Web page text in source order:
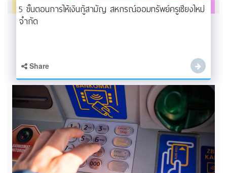
5 ขั้นตอนการให้เงินกู้สามัญ สหกรณ์ออมทรัพย์ครูเชียงใหม่
จำกัด
Share